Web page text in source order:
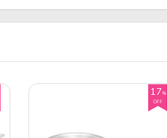
17%
OFF